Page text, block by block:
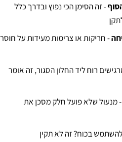
- זה הסימן הכי נפוץ ובדרך כלל
- חריקות או צרימות מעידות על חוסר
רוח ליד החלון הסגור, זה אומר
מנעול שלא פועל חלק מסכן את
בכוח? זה לא תקין